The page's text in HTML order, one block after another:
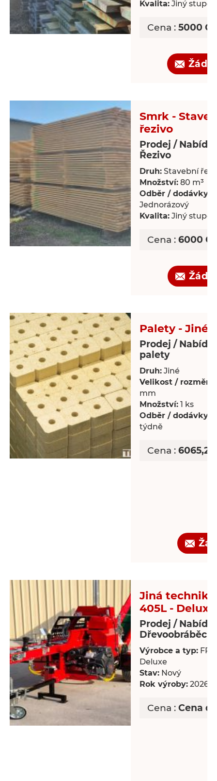
Kvalita: Jiný
Cena : 5000
Smrk -
řezivo
Prodej /
Řezivo
Druh: Stavební
Množství: 80 m³
Odběr / dodávky:
Jednorázový
Kvalita: Jiný
Cena : 6000
Palety - Jiné
Prodej /
palety
Druh: Jiné
Velikost / rozměry:
mm
Množství: 1 ks
Odběr / dodávky:
týdně
Cena :
Jiná technika
405L - Deluxe
Prodej /
Dřevoobráběcí
Výrobce a typ: FP-
Deluxe
Stav: Nový
Rok výroby: 2026
Cena : Cena